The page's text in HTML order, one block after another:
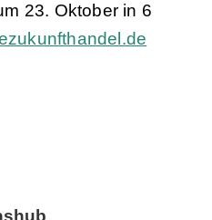
23. Oktober in 6